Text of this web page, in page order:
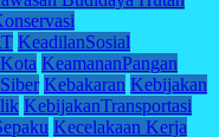
KeadilanSosial
KeamananPangan
Kebakaran Kebijakan
KebijakanTransportasi
Kecelakaan Kerja